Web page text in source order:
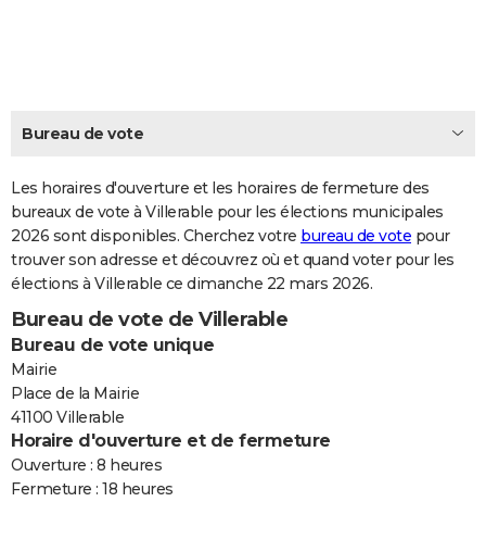
Carte de Noël
Carte Bonne année
Carte Saint-Valentin
Carte Pâques
Carte d'anniversaire
DICTIONNAIRE
Dictionnaire
Biographies
Citations
Expressions
Proverbes
PROGRAMME TV
COPAINS D'AVANT
S'inscrire
Se connecter
Lycées
Collèges
Primaires
Universités
Entreprises
Service militaire
Avis de recherche
AVIS DE DÉCÈS
FORUM
Bricolage
Lifestyle
Culture
Sport
Auto
Television
Voyage
Cinema
Bureau de vote
Les horaires d'ouverture et les horaires de fermeture des
bureaux de vote à Villerable pour les élections municipales
2026 sont disponibles. Cherchez votre bureau de vote pour
trouver son adresse et découvrez où et quand voter pour les
élections à Villerable ce dimanche 22 mars 2026.
Bureau de vote de Villerable
Bureau de vote unique
Mairie
Place de la Mairie
41100 Villerable
Horaire d'ouverture et de fermeture
Ouverture : 8 heures
Fermeture : 18 heures